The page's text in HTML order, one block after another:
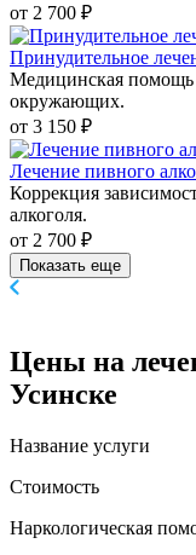
от 2 700 ₽
Принудительное
Медицинская помощь
окружающих.
от 3 150 ₽
Лечение пивного
Коррекция
алкоголя.
от 2 700 ₽
Показать еще
Цены на
Усинске
Название услуги
Стоимость
Наркологическая